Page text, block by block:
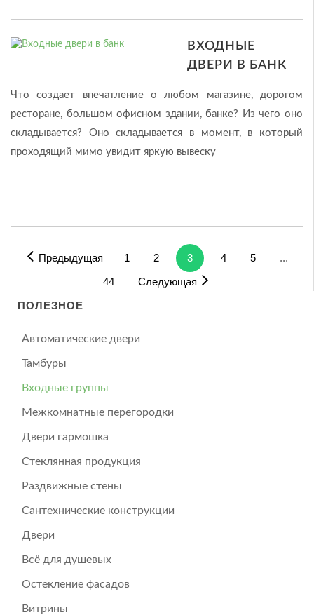
ВХОДНЫЕ
ДВЕРИ В БАНК
Что создает впечатление о любом магазине, дорогом
ресторане, большом офисном здании, банке? Из чего оно
складывается? Оно складывается в момент, в который
проходящий мимо увидит яркую вывеску
Предыдущая 1 2 3 4 5
...
44
Следующая
ПОЛЕЗНОЕ
Автоматические двери
Тамбуры
Входные группы
Межкомнатные перегородки
Двери гармошка
Стеклянная продукция
Раздвижные стены
Сантехнические конструкции
Двери
Всё для душевых
Остекление фасадов
Витрины